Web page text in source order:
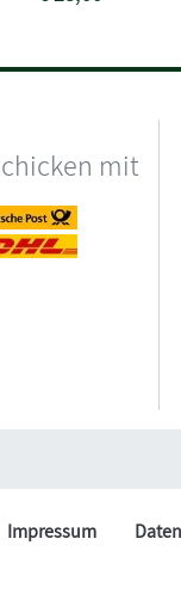
mit
Impressum